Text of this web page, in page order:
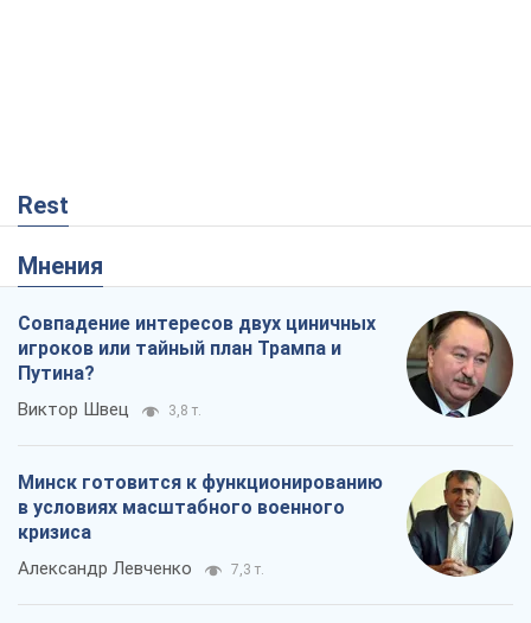
Rest
Мнения
Совпадение интересов двух циничных
игроков или тайный план Трампа и
Путина?
Виктор Швец 3,8 т.
Минск готовится к функционированию
в условиях масштабного военного
кризиса
Александр Левченко 7,3 т.